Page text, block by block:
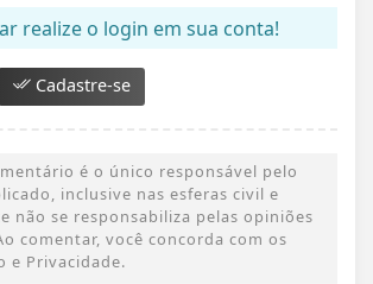
realize o login em sua conta!
Cadastre-se
é o único responsável pelo
inclusive nas esferas civil e
não se responsabiliza pelas opiniões
comentar, você concorda com os
e Privacidade.